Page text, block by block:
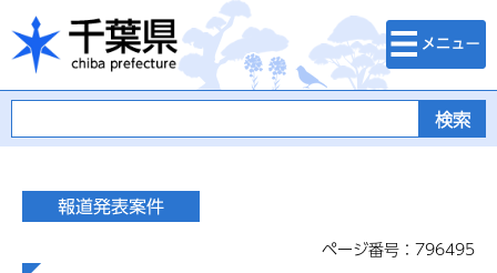
千葉県
検索・メニュ
ー
ページ番号：796495